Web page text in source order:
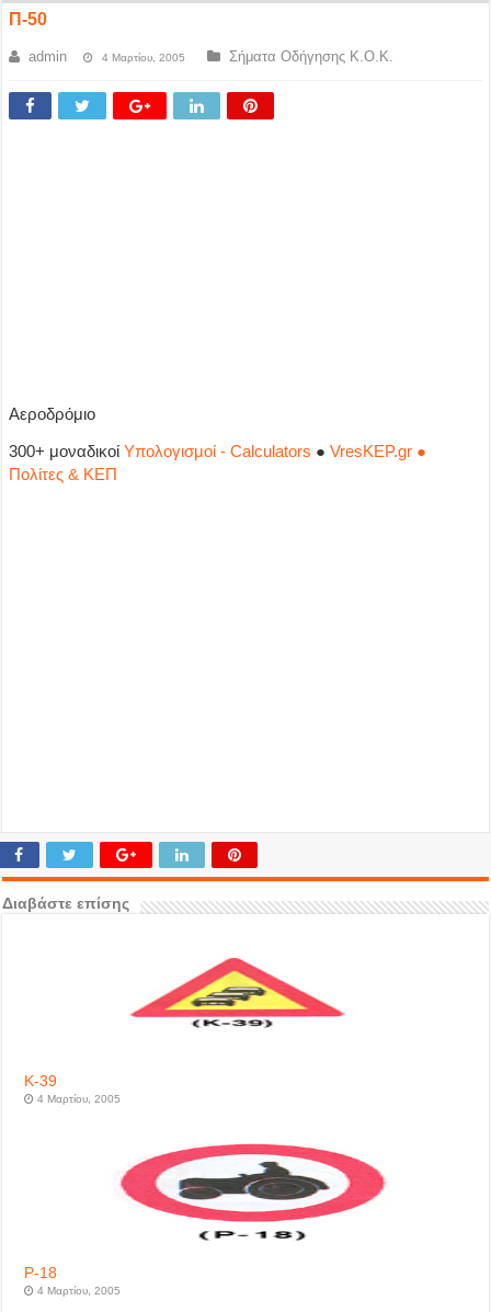
Π-50
admin 4 Μαρτίου, 2005 Σήματα Οδήγησης Κ.Ο.Κ.
Αεροδρόμιο
300+ μοναδικοίΥπολογισμοί - Calculators ●VresKEP.gr ●
Πολίτες & ΚΕΠ
Διαβάστε επίσης
Κ-39
4 Μαρτίου, 2005
P-18
4 Μαρτίου, 2005